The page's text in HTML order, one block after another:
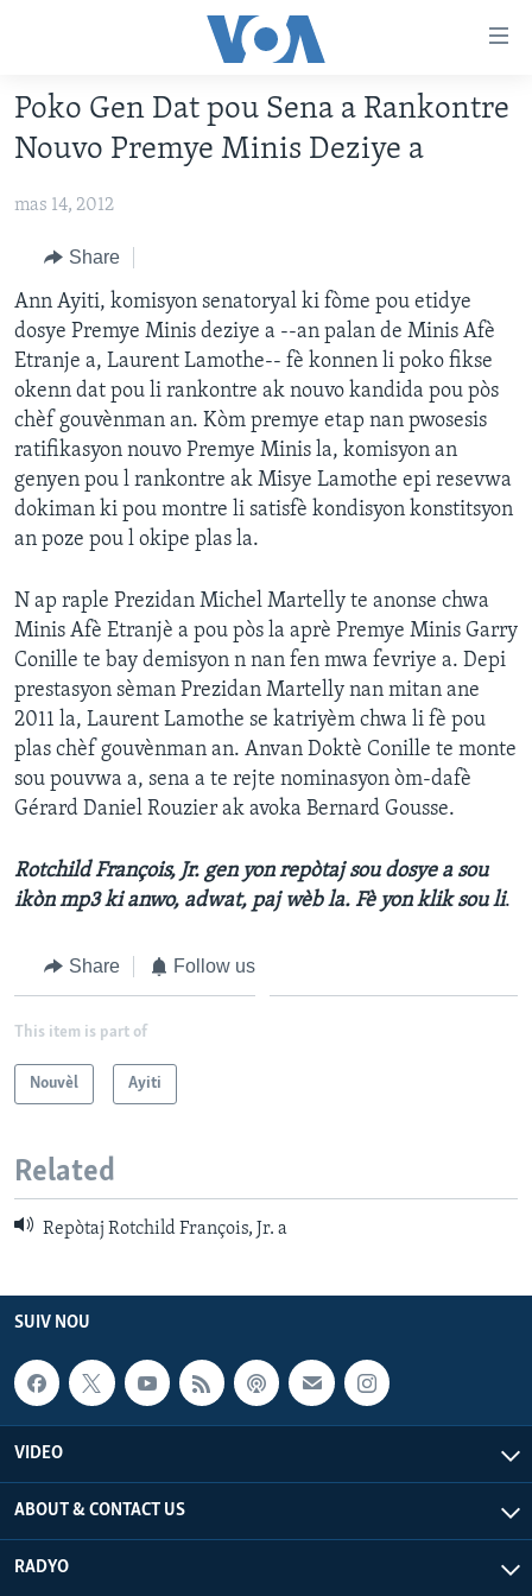
Skip
to
main
Skip
Navigation
Skip
to
Search
AMERIK LATIN
ENTÈNASYONAL
VIDEO
FLASHPOINT IKRÈN
Learning English
Poko Gen Dat pou Sena a Rankontre
Nouvo Premye Minis Deziye a
mas 14, 2012
Share
Ann Ayiti, komisyon senatoryal ki fòme pou etidye
dosye Premye Minis deziye a --an palan de Minis Afè
Etranje a, Laurent Lamothe-- fè konnen li poko fikse
okenn dat pou li rankontre ak nouvo kandida pou pòs
chèf gouvènman an. Kòm premye etap nan pwosesis
ratifikasyon nouvo Premye Minis la, komisyon an
genyen pou l rankontre ak Misye Lamothe epi resevwa
dokiman ki pou montre li satisfè kondisyon konstitsyon
an poze pou l okipe plas la.
N ap raple Prezidan Michel Martelly te anonse chwa
Minis Afè Etranjè a pou pòs la aprè Premye Minis Garry
Conille te bay demisyon n nan fen mwa fevriye a. Depi
prestasyon sèman Prezidan Martelly nan mitan ane
2011 la, Laurent Lamothe se katriyèm chwa li fè pou
plas chèf gouvènman an. Anvan Doktè Conille te monte
sou pouvwa a, sena a te rejte nominasyon òm-dafè
Gérard Daniel Rouzier ak avoka Bernard Gousse.
Rotchild François, Jr. gen yon repòtaj sou dosye a sou
ikòn mp3 ki anwo, adwat, paj wèb la. Fè yon klik sou li.
Share Follow us
This item is part of
Nouvèl Ayiti
Related
Repòtaj Rotchild François, Jr. a
SUIV NOU
VIDEO
ABOUT & CONTACT US
RADYO